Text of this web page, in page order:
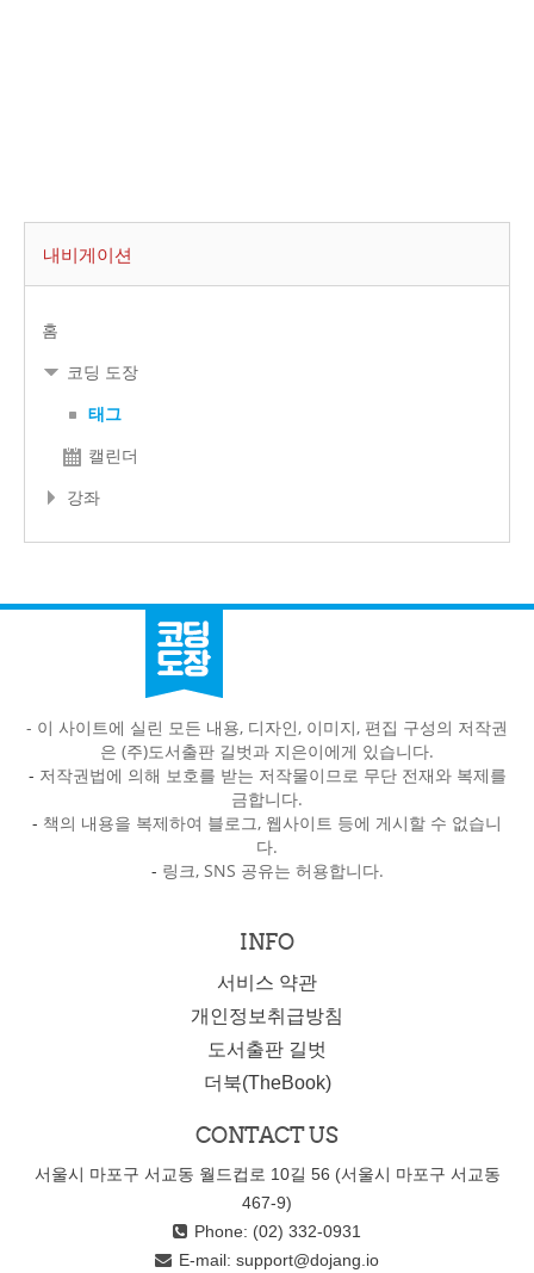
내비게이션
홈
코딩 도장
태그
캘린더
강좌
- 이 사이트에 실린 모든 내용, 디자인, 이미지, 편집 구성의 저작권
은 (주)도서출판 길벗과 지은이에게 있습니다.
- 저작권법에 의해 보호를 받는 저작물이므로 무단 전재와 복제를
금합니다.
- 책의 내용을 복제하여 블로그, 웹사이트 등에 게시할 수 없습니
다.
- 링크, SNS 공유는 허용합니다.
INFO
서비스 약관
개인정보취급방침
도서출판 길벗
더북(TheBook)
CONTACT US
서울시 마포구 서교동 월드컵로 10길 56 (서울시 마포구 서교동
467-9)
Phone: (02) 332-0931
E-mail: support@dojang.io